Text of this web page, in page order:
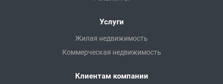
Услуги
Жилая недвижимость
Коммерческая недвижимость
Клиентам компании